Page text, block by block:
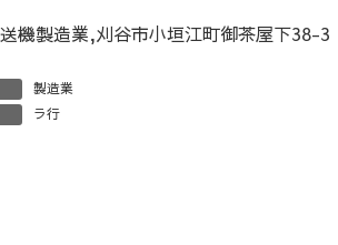
機製造業,刈谷市小垣江町御茶屋下38-3
製造業
ラ行